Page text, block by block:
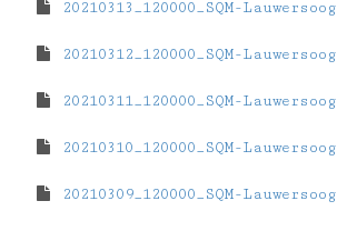
20210313_120000_SQM-Lauwersoog.dat
20210312_120000_SQM-Lauwersoog.dat
20210311_120000_SQM-Lauwersoog.dat
20210310_120000_SQM-Lauwersoog.dat
20210309_120000_SQM-Lauwersoog.dat